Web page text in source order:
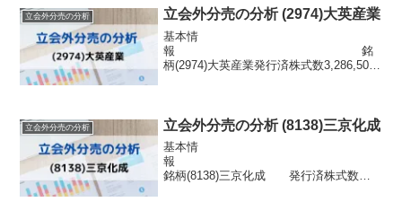
基準達成株主優待太陽光発電シ...
立会外分売の分析 立会外分売の分析 (2974)大英産業
基本情
報 銘
柄(2974)大英産業発行済株式数3,286,500
売情報 発表日 20...
立会外分売の分析 立会外分売の分析 (8138)三京化成
基本情
報
銘柄(8138)三京化成 発行済株式数